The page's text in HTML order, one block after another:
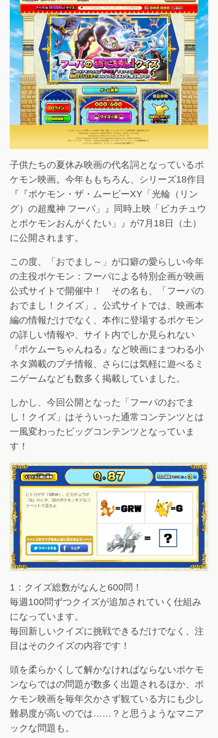
子供たちの夏休み映画の代名詞となっているポ
ケモン映画。今年ももちろん、シリーズ18作目
『『ポケモン・ザ・ムービーXY「光輪（リン
グ）の超魔神 フーパ」』同時上映「ピカチュウ
とポケモンおんがくたい」』が7月18日（土）
に公開されます。
この度、「おでまし～」が口癖の愛らしい今年
の主役ポケモン：フーパによる特別企画が映画
公式サイトで開催中！ その名も、「フーパの
おでまし！クイズ」。公式サイトでは、映画本
編の情報だけでなく、本作に登場するポケモン
の詳しい情報や、サイト内でしか見られない
『ポケムーちゃんねる』など映画にまつわる小
ネタ満載のプチ情報、さらには気軽に遊べるミ
ニゲームなども数多く掲載していました。
しかし、今回公開となった「フーパのおでま
し！クイズ」はそういった通常コンテンツとは
一風変わったビッグコンテンツとなっていま
す！
1：クイズ総数がなんと600問！
毎週100問ずつクイズが追加されていく仕組み
になっています。
毎回新しいクイズに挑戦できるだけでなく、注
目はそのクイズの内容です！
頭を柔らかくして解かなければならないポケモ
ンならではの問題が数多く出題されるほか、ポ
ケモン映画を毎年欠かさず観ている方にも少し
難易度が高いのでは……？と思うようなマニア
ックな問題も。